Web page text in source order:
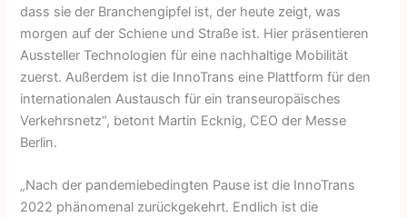
dass sie der Branchengipfel ist, der heute zeigt, was
morgen auf der Schiene und Straße ist. Hier präsentieren
Aussteller Technologien für eine nachhaltige Mobilität
zuerst. Außerdem ist die InnoTrans eine Plattform für den
internationalen Austausch für ein transeuropäisches
Verkehrsnetz“, betont Martin Ecknig, CEO der Messe
Berlin.
„Nach der pandemiebedingten Pause ist die InnoTrans
2022 phänomenal zurückgekehrt. Endlich ist die